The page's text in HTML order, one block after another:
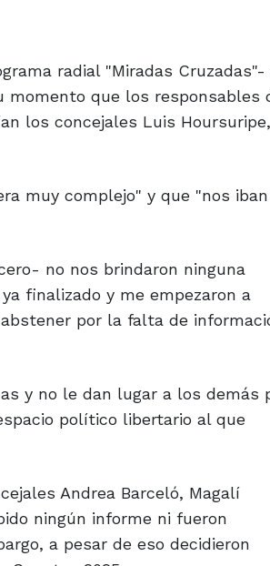
radial "Miradas Cruzadas"-
que los responsables
los concejales Luis Hoursuripe,
muy complejo" y que "nos iban
no nos brindaron ninguna
finalizado y me empezaron a
por la falta de
y no le dan lugar a los demás
político libertario al que
Andrea Barceló, Magalí
ningún informe ni fueron